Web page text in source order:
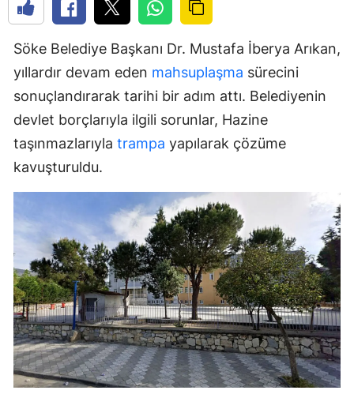
Söke Belediye Başkanı Dr. Mustafa İberya Arıkan,
yıllardır devam eden mahsuplaşma sürecini
sonuçlandırarak tarihi bir adım attı. Belediyenin
devlet borçlarıyla ilgili sorunlar, Hazine
taşınmazlarıyla trampa yapılarak çözüme
kavuşturuldu.